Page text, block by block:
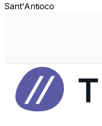
Sant'Antioco